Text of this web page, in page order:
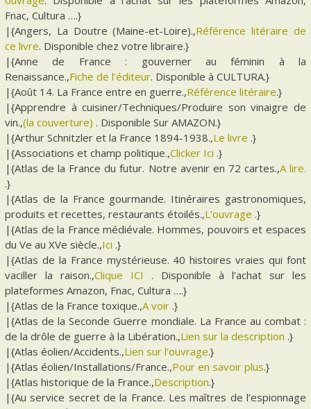
Fnac, Cultura ….}
|{Angers, La Doutre (Maine-et-Loire).,Référence litéraire de
ce livre. Disponible chez votre libraire.}
|{Anne de France : gouverner au féminin à la
Renaissance.,Fiche de l’éditeur. Disponible à CULTURA.}
|{Août 14. La France entre en guerre.,Référence litéraire.}
|{Apprendre à cuisiner/Techniques/Produire son vinaigre de
vin.,(la couverture) . Disponible Sur AMAZON.}
|{Arthur Schnitzler et la France 1894-1938.,Le livre .}
|{Associations et champ politique.,Clicker Ici .}
|{Atlas de la France du futur. Notre avenir en 72 cartes.,A lire.
.}
|{Atlas de la France gourmande. Itinéraires gastronomiques,
produits et recettes, restaurants étoilés.,L’ouvrage .}
|{Atlas de la France médiévale. Hommes, pouvoirs et espaces
du Ve au XVe siècle.,Ici .}
|{Atlas de la France mystérieuse. 40 histoires vraies qui font
vaciller la raison.,Clique ICI . Disponible à l’achat sur les
plateformes Amazon, Fnac, Cultura ….}
|{Atlas de la France toxique.,A voir .}
|{Atlas de la Seconde Guerre mondiale. La France au combat :
de la drôle de guerre à la Libération.,Lien sur la description .}
|{Atlas éolien/Accidents.,Lien sur l’ouvrage.}
|{Atlas éolien/Installations/France.,Pour en savoir plus.}
|{Atlas historique de la France.,Description.}
|{Au service secret de la France. Les maîtres de l’espionnage